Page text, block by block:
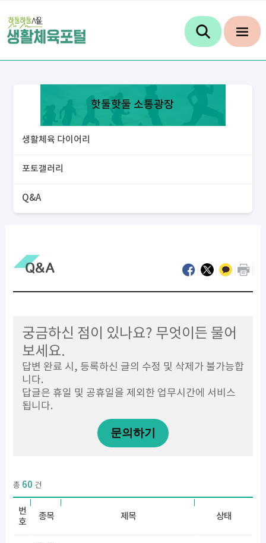
핫둘핫둘 소통광장
생활체육 다이어리
포토갤러리
Q&A
Q&A
궁금하신 점이 있나요? 무엇이든 물어
보세요.
답변 완료 시, 등록하신 글의 수정 및 삭제가 불가능합
니다.
답글은 휴일 및 공휴일을 제외한 업무시간에 서비스
됩니다.
문의하기
총 60 건
번
호
종목 제목 상태